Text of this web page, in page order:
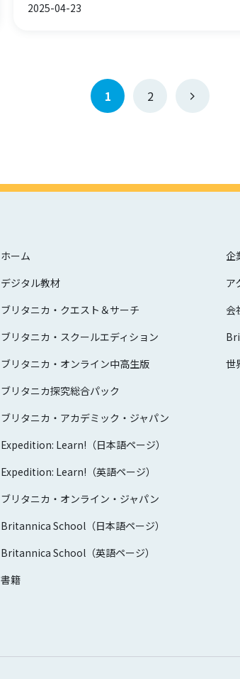
2025-04-23
1 2
ホーム
デジタル教材
ブリタニカ・クエスト＆サーチ
ブリタニカ・スクールエディション
ブリタニカ・オンライン中高生版
ブリタニカ探究総合パック
ブリタニカ・アカデミック・ジャパン
Expedition: Learn!（日本語ページ）
Expedition: Learn!（英語ページ）
ブリタニカ・オンライン・ジャパン
Britannica School（日本語ページ）
Britannica School（英語ページ）
書籍
企
ア
会
世